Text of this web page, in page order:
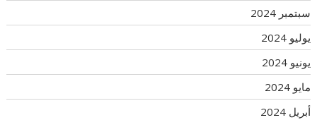
سبتمبر 2024
يوليو 2024
يونيو 2024
مايو 2024
أبريل 2024